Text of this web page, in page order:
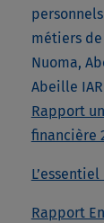
métiers
Nuoma,
Abeille
Rapport
financière
Rapport